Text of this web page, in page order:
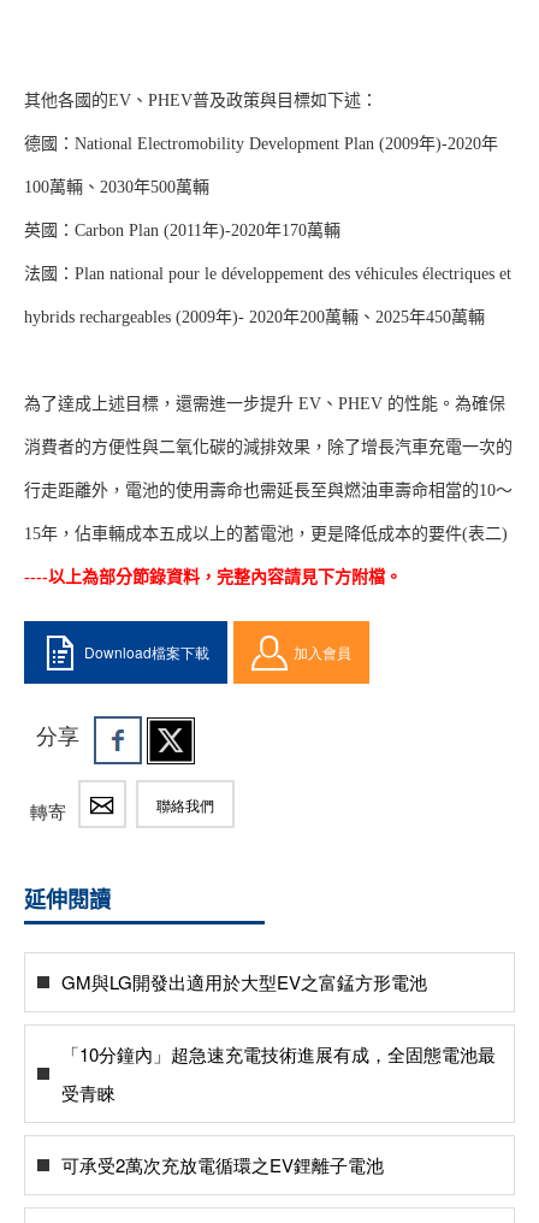
其他各國的EV、PHEV普及政策與目標如下述：
德國：National Electromobility Development Plan (2009年)-2020年
100萬輛、2030年500萬輛
英國：Carbon Plan (2011年)-2020年170萬輛
法國：Plan national pour le développement des véhicules électriques et
hybrids rechargeables (2009年)- 2020年200萬輛、2025年450萬輛
為了達成上述目標，還需進一步提升 EV、PHEV 的性能。為確保
消費者的方便性與二氧化碳的減排效果，除了增長汽車充電一次的
行走距離外，電池的使用壽命也需延長至與燃油車壽命相當的10〜
15年，佔車輛成本五成以上的蓄電池，更是降低成本的要件(表二)
----以上為部分節錄資料，完整內容請見下方附檔。
Download檔案下載 加入會員
分享
轉寄 聯絡我們
延伸閱讀
GM與LG開發出適用於大型EV之富錳方形電池
「10分鐘內」超急速充電技術進展有成，全固態電池最
受青睞
可承受2萬次充放電循環之EV鋰離子電池